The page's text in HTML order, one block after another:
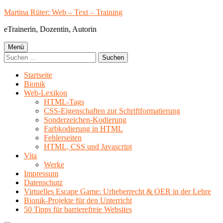
Springe
Inhalt
Martina Rüter: Web – Text – Training
eTrainerin, Dozentin, Autorin
Primäres
Menü
Menü
Suchen
nach:
Startseite
Bionik
Web-Lexikon
HTML-Tags
CSS-Eigenschaften zur Schriftformatierung
Sonderzeichen-Kodierung
Farbkodierung in HTML
Fehlerseiten
HTML, CSS und Javascript
Vita
Werke
Impressum
Datenschutz
Virtuelles Escape Game: Urheberrecht & OER in der Lehre
Bionik-Projekte für den Unterricht
50 Tipps für barrierefreie Websites